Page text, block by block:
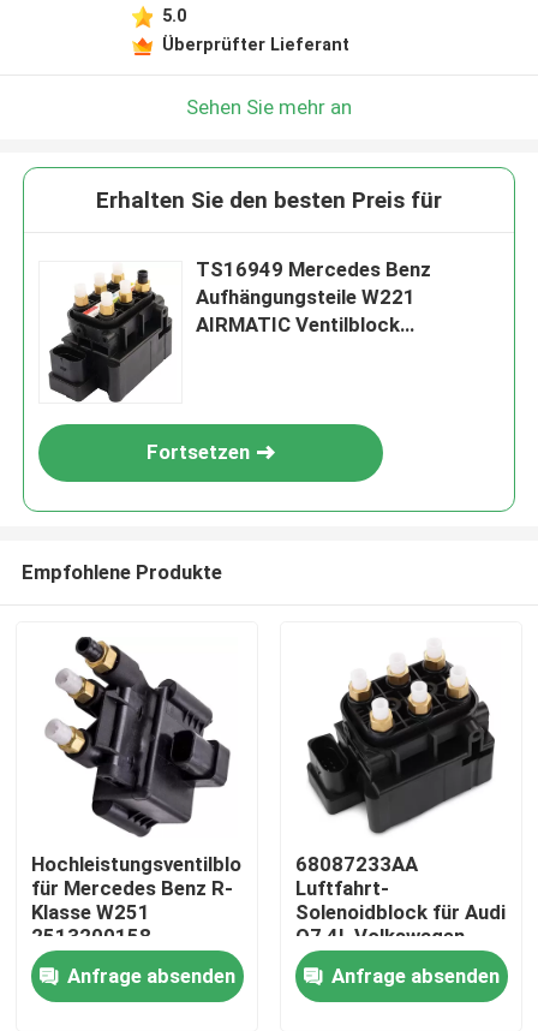
Zu Hause
Produkte
5.0
Überprüfter Lieferant
Sehen Sie mehr an
Erhalten Sie den besten Preis für
TS16949 Mercedes Benz
Aufhängungsteile W221
AIRMATIC Ventilblock
Fortsetzen
Empfohlene Produkte
Hochleistungsventilblock
für Mercedes Benz R-
Klasse W251
2513200158
Anfrage absenden
68087233AA
Luftfahrt-
Solenoidblock für Audi
Q7 4L Volkswagen
Touareg Porsche
Cayenne 955
Anfrage absenden